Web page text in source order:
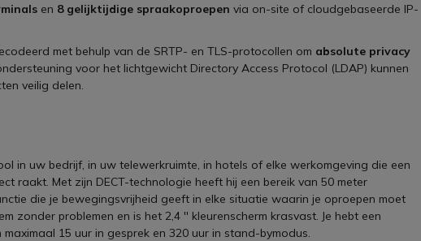
en 8 gelijktijdige spraakoproepen via on-site of cloudgebaseerde IP-
met behulp van de SRTP- en TLS-protocollen om absolute privacy
voor het lichtgewicht Directory Access Protocol (LDAP) kunnen
veilig delen.
in uw bedrijf, in uw telewerkruimte, in hotels of elke werkomgeving die een
raakt. Met zijn DECT-technologie heeft hij een bereik van 50 meter
die je bewegingsvrijheid geeft in elke situatie waarin je oproepen moet
zonder problemen en is het 2,4 '' kleurenscherm krasvast. Je hebt een
15 uur in gesprek en 320 uur in stand-bymodus.